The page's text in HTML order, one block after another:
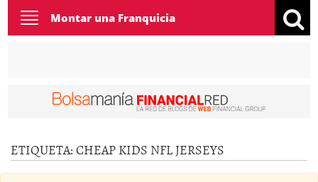
Toggle
navigation
Montar una Franquicia
ETIQUETA:CHEAP KIDS NFL JERSEYS